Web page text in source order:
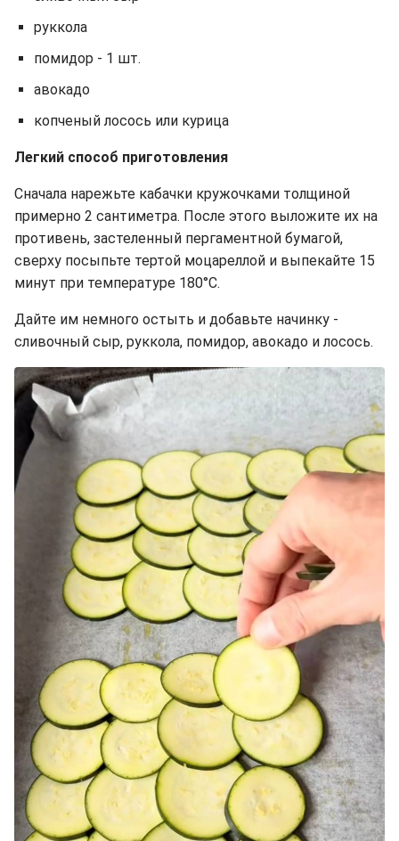
руккола
помидор - 1 шт.
авокадо
копченый лосось или курица
Легкий способ приготовления
Сначала нарежьте кабачки кружочками толщиной
примерно 2 сантиметра. После этого выложите их на
противень, застеленный пергаментной бумагой,
сверху посыпьте тертой моцареллой и выпекайте 15
минут при температуре 180°C.
Дайте им немного остыть и добавьте начинку -
сливочный сыр, руккола, помидор, авокадо и лосось.